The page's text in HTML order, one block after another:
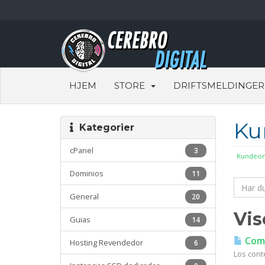
HJEM STORE DRIFTSMELDINGER
Kategorier
3
cPanel
11
Dominios
20
General
14
Guias
6
Hosting Revendedor
Los